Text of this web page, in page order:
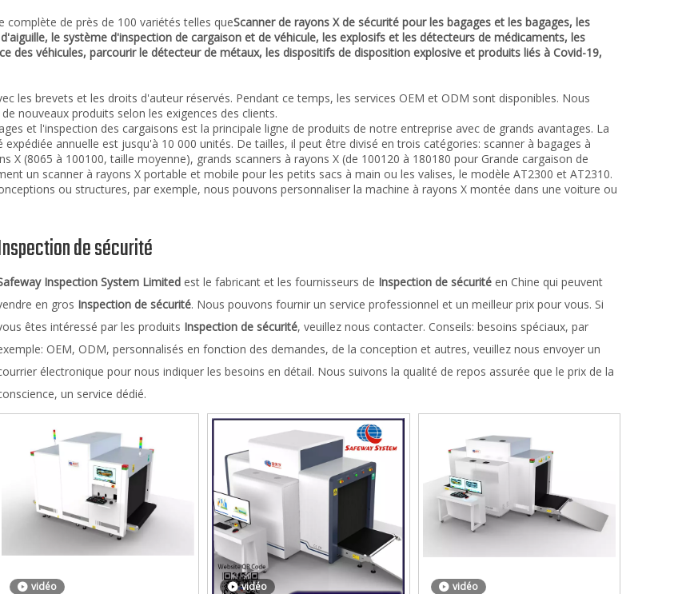
de près de 100 variétés telles queScanner de rayons X de sécurité pour les bagages et les bagages, les
le système d'inspection de cargaison et de véhicule, les explosifs et les détecteurs de médicaments, les
des véhicules, parcourir le détecteur de métaux, les dispositifs de disposition explosive et produits liés à Covid-19,
les brevets et les droits d'auteur réservés. Pendant ce temps, les services OEM et ODM sont disponibles. Nous
nouveaux produits selon les exigences des clients.
et l'inspection des cargaisons est la principale ligne de produits de notre entreprise avec de grands avantages. La
annuelle est jusqu'à 10 000 unités. De tailles, il peut être divisé en trois catégories: scanner à bagages à
X (8065 à 100100, taille moyenne), grands scanners à rayons X (de 100120 à 180180 pour Grande cargaison de
un scanner à rayons X portable et mobile pour les petits sacs à main ou les valises, le modèle AT2300 et AT2310.
ou structures, par exemple, nous pouvons personnaliser la machine à rayons X montée dans une voiture ou
de sécurité
Inspection System Limited est le fabricant et les fournisseurs de Inspection de sécurité en Chine qui peuvent
en gros Inspection de sécurité. Nous pouvons fournir un service professionnel et un meilleur prix pour vous. Si
êtes intéressé par les produits Inspection de sécurité, veuillez nous contacter. Conseils: besoins spéciaux, par
OEM, ODM, personnalisés en fonction des demandes, de la conception et autres, veuillez nous envoyer un
électronique pour nous indiquer les besoins en détail. Nous suivons la qualité de repos assurée que le prix de la
un service dédié.
vidéo vidéo vidéo